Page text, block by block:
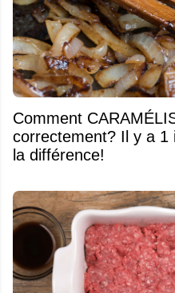
Comment
correctement? Il y a 1
la différence!